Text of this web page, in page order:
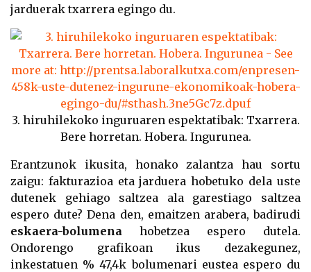
jarduerak txarrera egingo du.
3. hiruhilekoko inguruaren espektatibak: Txarrera.
Bere horretan. Hobera. Ingurunea.
Erantzunok ikusita, honako zalantza hau sortu
zaigu: fakturazioa eta jarduera hobetuko dela uste
dutenek gehiago saltzea ala garestiago saltzea
espero dute? Dena den, emaitzen arabera, badirudi
eskaera-bolumena hobetzea espero dutela.
Ondorengo grafikoan ikus dezakegunez,
inkestatuen % 47,4k bolumenari eustea espero du